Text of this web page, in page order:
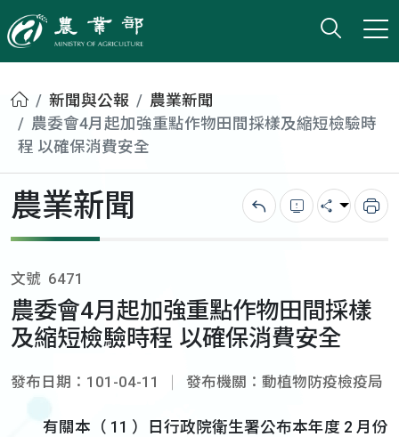
農業部
打開
小版
首頁新聞與公報
農業新聞
農委會4月起加強重點作物田間採樣及縮短檢驗時
程 以確保消費安全
農業新聞 回上一頁錯誤回報
分享 列
文號 6471
農委會4月起加強重點作物田間採樣
及縮短檢驗時程 以確保消費安全
發布日期：101-04-11 發布機關：動植物防疫檢疫局
有關本（ 11 ）日行政院衛生署公布本年度 2 月份